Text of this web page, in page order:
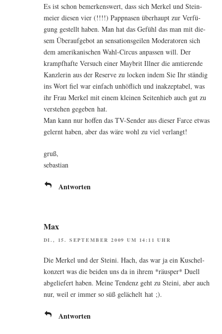
Es ist schon bemer­kens­wert, dass sich Mer­kel und Stein­
mei­er die­sen vier (!!!!) Papp­na­sen über­haupt zur Ver­fü­
gung gestellt haben. Man hat das Gefühl das man mit die­
sem Über­auf­ge­bot an sen­sa­ti­ons­gei­len Mode­ra­to­ren sich
dem ame­ri­ka­ni­schen Wahl-Cir­cus anpas­sen will. Der
krampf­haf­te Ver­such einer May­brit Ill­ner die amtie­ren­de
Kanz­le­rin aus der Reser­ve zu locken indem Sie Ihr stän­dig
ins Wort fiel war ein­fach unhöf­lich und inak­zep­ta­bel, was
ihr Frau Mer­kel mit einem klei­nen Sei­ten­hieb auch gut zu
ver­ste­hen gege­ben hat.
Man kann nur hof­fen das TV-Sen­der aus die­ser Far­ce etwas
gelernt haben, aber das wäre wohl zu viel verlangt!
gruß,
sebastian
Antworten
Max
DI., 15. SEPTEMBER 2009 UM 14:11 UHR
Die Mer­kel und der Stei­ni. Hach, das war ja ein Kuschel­
kon­zert was die bei­den uns da in ihrem *räus­per* Duell
abge­lie­fert haben. Mei­ne Ten­denz geht zu Stei­ni, aber auch
nur, weil er immer so süß gelä­chelt hat ;).
Antworten